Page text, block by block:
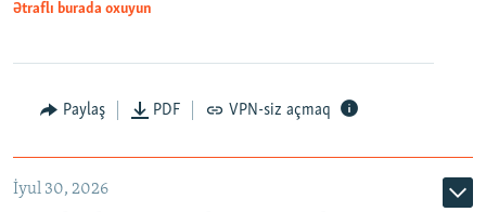
Ətraflı burada oxuyun
Paylaş PDF VPN-siz açmaq
İyul 30, 2026